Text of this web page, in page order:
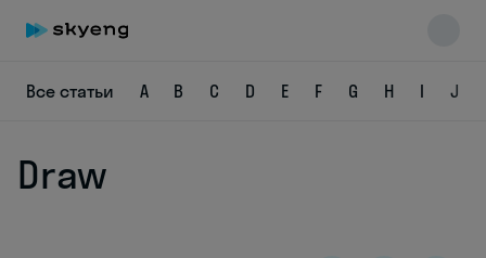
Все статьи A B C D E F G H I J
Draw